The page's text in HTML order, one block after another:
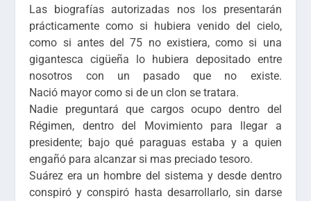
Las biografías autorizadas nos los presentarán
prácticamente como si hubiera venido del cielo,
como si antes del 75 no existiera, como si una
gigantesca cigüeña lo hubiera depositado entre
nosotros con un pasado que no existe.
Nació mayor como si de un clon se tratara.
Nadie preguntará que cargos ocupo dentro del
Régimen, dentro del Movimiento para llegar a
presidente; bajo qué paraguas estaba y a quien
engañó para alcanzar si mas preciado tesoro.
Suárez era un hombre del sistema y desde dentro
conspiró y conspiró hasta desarrollarlo, sin darse